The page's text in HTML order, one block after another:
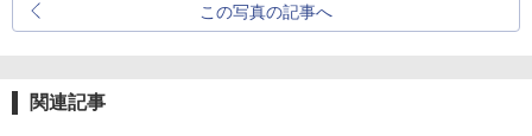
この写真の記事へ
関連記事